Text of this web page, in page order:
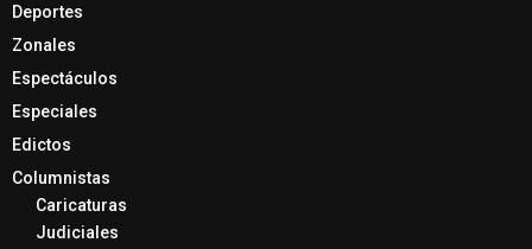
Deportes
Zonales
Espectáculos
Especiales
Edictos
Columnistas
Caricaturas
Judiciales